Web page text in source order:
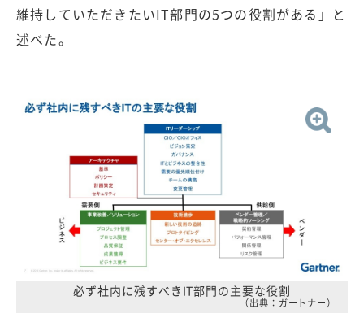
維持していただきたいIT部門の5つの役割がある」と
述べた。
必ず社内に残すべきIT部門の主要な役割
（出典：ガートナー）